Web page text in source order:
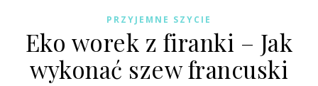
PRZYJEMNE SZYCIE
Eko worek z firanki – Jak
wykonać szew francuski